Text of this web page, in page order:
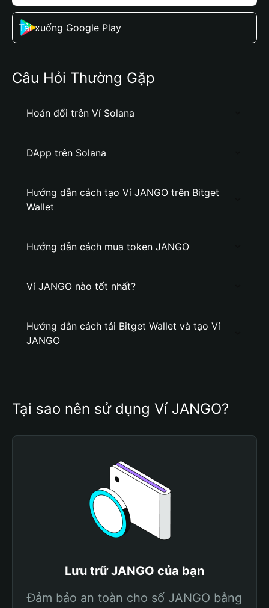
Tải xuống Google Play
Câu Hỏi Thường Gặp
Hoán đổi trên Ví Solana
DApp trên Solana
Hướng dẫn cách tạo Ví JANGO trên Bitget
Wallet
Hướng dẫn cách mua token JANGO
Ví JANGO nào tốt nhất?
Hướng dẫn cách tải Bitget Wallet và tạo Ví
JANGO
Tại sao nên sử dụng Ví JANGO?
Lưu trữ JANGO của bạn
Đảm bảo an toàn cho số JANGO bằng